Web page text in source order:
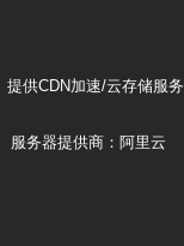
提供CDN加速/云存储服务
服务器提供商：阿里云